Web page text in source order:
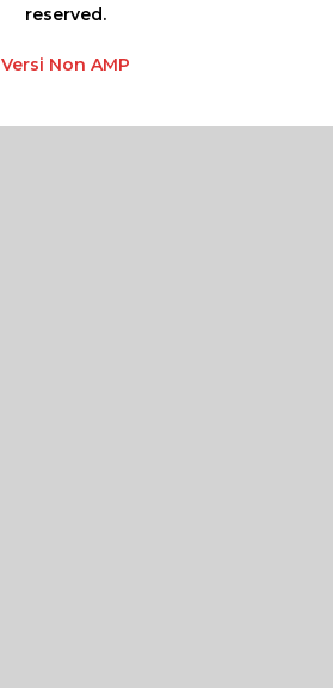
reserved.
Versi Non AMP